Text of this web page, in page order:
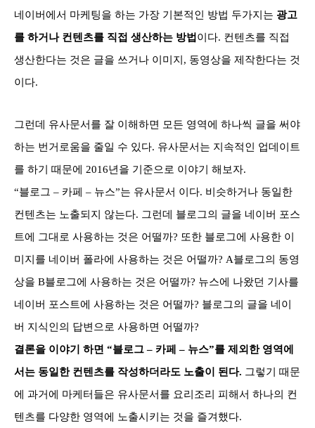
네이버에서 마케팅을 하는 가장 기본적인 방법 두가지는 광고
를 하거나 컨텐츠를 직접 생산하는 방법이다. 컨텐츠를 직접
생산한다는 것은 글을 쓰거나 이미지, 동영상을 제작한다는 것
이다.
그런데 유사문서를 잘 이해하면 모든 영역에 하나씩 글을 써야
하는 번거로움을 줄일 수 있다. 유사문서는 지속적인 업데이트
를 하기 때문에 2016년을 기준으로 이야기 해보자.
“블로그 – 카페 – 뉴스”는 유사문서 이다. 비슷하거나 동일한
컨텐츠는 노출되지 않는다. 그런데 블로그의 글을 네이버 포스
트에 그대로 사용하는 것은 어떨까? 또한 블로그에 사용한 이
미지를 네이버 폴라에 사용하는 것은 어떨까? A블로그의 동영
상을 B블로그에 사용하는 것은 어떨까? 뉴스에 나왔던 기사를
네이버 포스트에 사용하는 것은 어떨까? 블로그의 글을 네이
버 지식인의 답변으로 사용하면 어떨까?
결론을 이야기 하면 “블로그 – 카페– 뉴스”를 제외한 영역에
서는 동일한 컨텐츠를 작성하더라도 노출이 된다. 그렇기 때문
에 과거에 마케터들은 유사문서를 요리조리 피해서 하나의 컨
텐츠를 다양한 영역에 노출시키는 것을 즐겨했다.